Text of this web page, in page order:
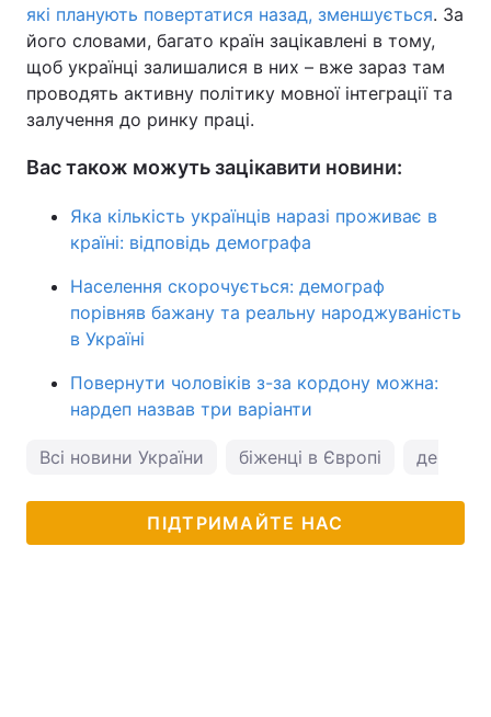
які планують повертатися назад, зменшується. За
його словами, багато країн зацікавлені в тому,
щоб українці залишалися в них – вже зараз там
проводять активну політику мовної інтеграції та
залучення до ринку праці.
Вас також можуть зацікавити новини:
Яка кількість українців наразі проживає в
країні: відповідь демографа
Населення скорочується: демограф
порівняв бажану та реальну народжуваність
в Україні
Повернути чоловіків з-за кордону можна:
нардеп назвав три варіанти
Всі новини України біженці в Європі
ПІДТРИМАЙТЕ НАС